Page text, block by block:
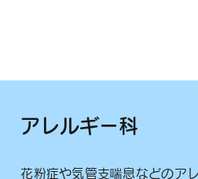
アレルギー科
花粉症や気管支喘息などのア